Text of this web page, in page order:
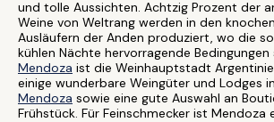
und tolle Aussichten. Achtzig Prozent der
Weine von Weltrang werden in den
Ausläufern der Anden produziert, wo die
kühlen Nächte hervorragende Bedingungen
Mendoza ist die Weinhauptstadt
einige wunderbare Weingüter und Lodges
Mendoza sowie eine gute Auswahl an
Frühstück. Für Feinschmecker ist Mendoza